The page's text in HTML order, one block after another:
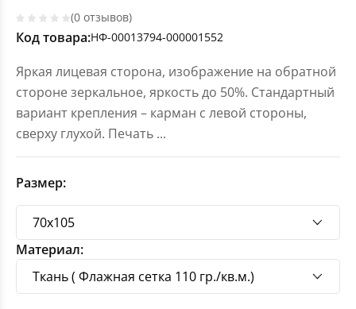
(0 отзывов)
Код товара:НФ-00013794-000001552
Яркая лицевая сторона, изображение на обратной
стороне зеркальное, яркость до 50%. Стандартный
вариант крепления – карман с левой стороны,
сверху глухой. Печать ...
Размер:
Материал: